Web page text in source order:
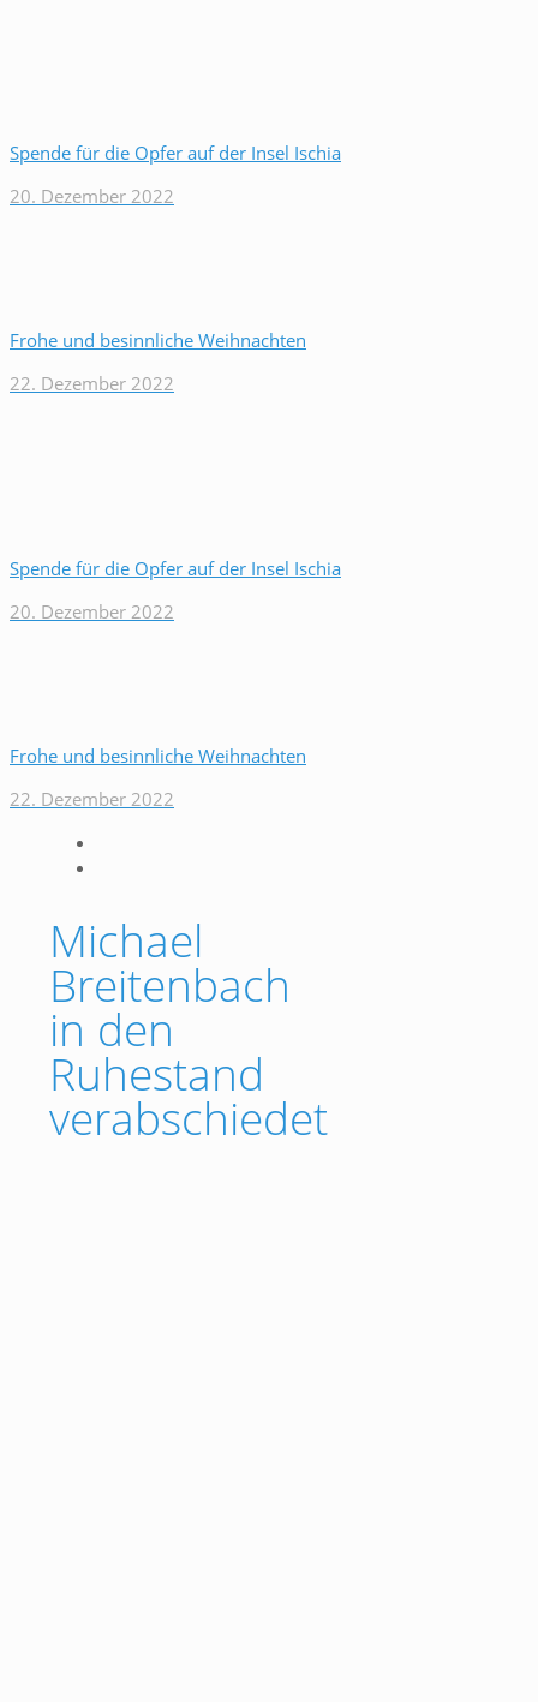
Spende für die Opfer auf der Insel Ischia
20. Dezember 2022
Frohe und besinnliche Weihnachten
22. Dezember 2022
Spende für die Opfer auf der Insel Ischia
20. Dezember 2022
Frohe und besinnliche Weihnachten
22. Dezember 2022
Michael
Breitenbach
in den
Ruhestand
verabschiedet